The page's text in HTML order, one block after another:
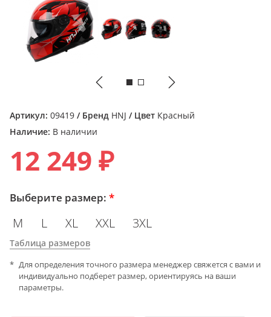
Артикул: 09419 / Бренд HNJ / Цвет Красный
Наличие: В наличии
12 249 ₽
Выберите размер: *
M L XL XXL 3XL
Таблица размеров
Для определения точного размера менеджер свяжется с вами и
индивидуально подберет размер, ориентируясь на ваши
параметры.